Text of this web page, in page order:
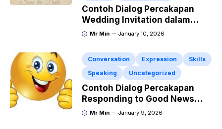
Contoh Dialog Percakapan
Wedding Invitation dalam
Bahasa Inggris dan Penjelasan
Mr Min January 10, 2026
Conversation Expression
Skills
Speaking
Uncategorized
Contoh Dialog Percakapan
Responding to Good News
dengan Penjelasan Materi dan
Mr Min January 9, 2026